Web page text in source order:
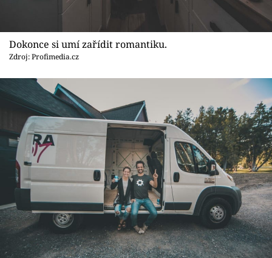
Dokonce si umí zařídit romantiku.
Zdroj: Profimedia.cz